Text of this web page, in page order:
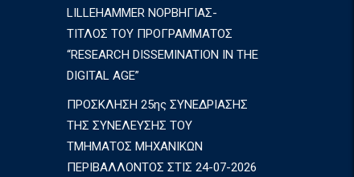
LILLEHAMMER ΝΟΡΒΗΓΙΑΣ-
ΤΙΤΛΟΣ ΤΟΥ ΠΡΟΓΡΑΜΜΑΤΟΣ
“RESEARCH DISSEMINATION IN THE
DIGITAL AGE”
ΠΡΟΣΚΛΗΣΗ 25ης ΣΥΝΕΔΡΙΑΣΗΣ
ΤΗΣ ΣΥΝΕΛΕΥΣΗΣ ΤΟΥ
ΤΜΗΜΑΤΟΣ ΜΗΧΑΝΙΚΩΝ
ΠΕΡΙΒΑΛΛΟΝΤΟΣ ΣΤΙΣ 24-07-2026